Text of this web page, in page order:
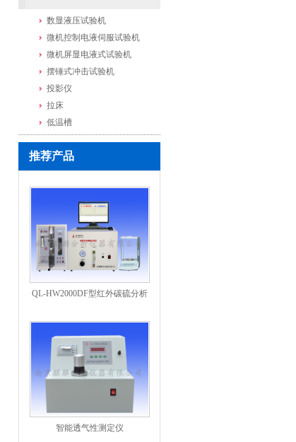
数显液压试验机
微机控制电液伺服试验机
微机屏显电液式试验机
摆锤式冲击试验机
投影仪
拉床
低温槽
推荐产品
QL-HW2000DF型红外碳硫分析
智能透气性测定仪